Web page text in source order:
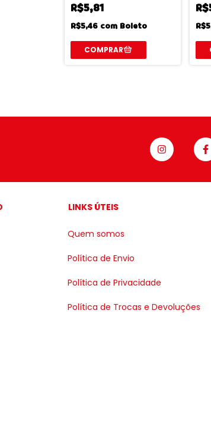
R$5,81
R$5,46 com Boleto
LINKS ÚTEIS
Quem somos
Política de Envio
Política de Privacidade
Política de Trocas e Devoluções